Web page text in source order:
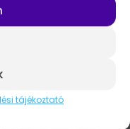
tájékoztató